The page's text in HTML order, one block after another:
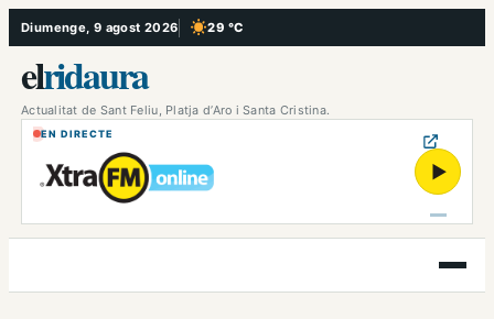
Vés
al
contingut
Diumenge, 9 agost 2026 29 °C
, Cel serè
elridaura
Actualitat de Sant Feliu, Platja d’Aro i Santa Cristina.
EN DIRECTE
▶
Obre
el